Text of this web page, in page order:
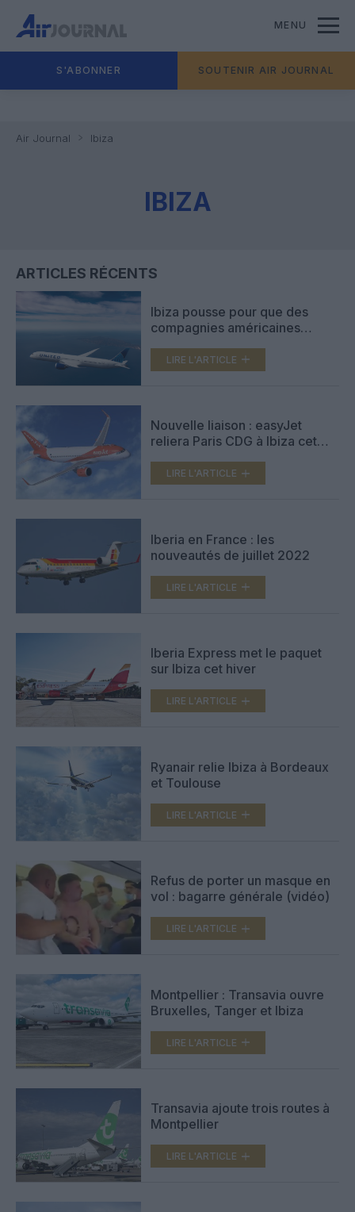
MENU
S'ABONNER SOUTENIR AIR JOURNAL
Air Journal Ibiza
IBIZA
ARTICLES RÉCENTS
Ibiza pousse pour que des
compagnies américaines
les Etats-Unis
LIRE L'ARTICLE
Nouvelle liaison : easyJet
reliera Paris CDG à Ibiza cet
LIRE L'ARTICLE
Iberia en France : les
nouveautés de juillet 2022
LIRE L'ARTICLE
Iberia Express met le paquet
sur Ibiza cet hiver
LIRE L'ARTICLE
Ryanair relie Ibiza à Bordeaux
et Toulouse
LIRE L'ARTICLE
Refus de porter un masque en
vol : bagarre générale (vidéo)
LIRE L'ARTICLE
Montpellier : Transavia ouvre
Bruxelles, Tanger et Ibiza
LIRE L'ARTICLE
Transavia ajoute trois routes à
Montpellier
LIRE L'ARTICLE